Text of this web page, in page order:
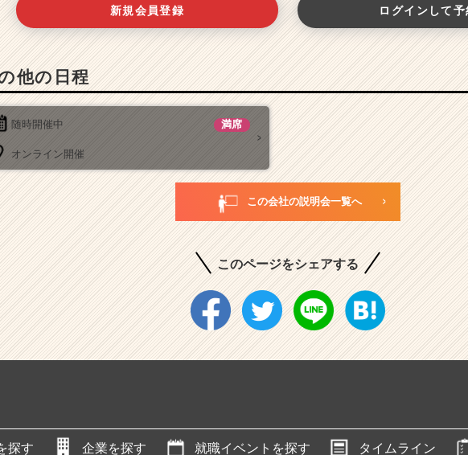
新規会員登録 ログインして
他の日程
随時開催中 満席
オンライン開催
この会社の説明会一覧へ
このページをシェアする
探す 企業を探す 就職イベントを探す タイムライン